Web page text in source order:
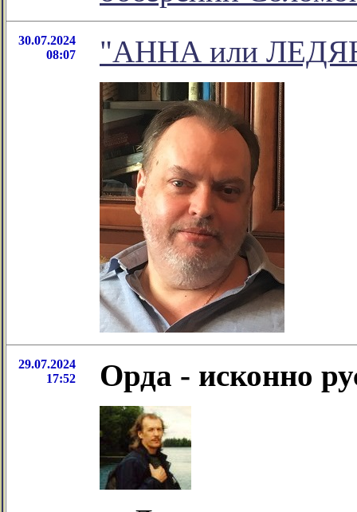
30.07.2024
08:07
"АННА или
29.07.2024
17:52
Орда - исконно